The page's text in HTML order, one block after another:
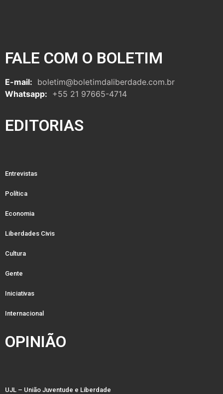
FALE COM O BOLETIM
E-mail: boletim@boletimdaliberdade.com.br
Whatsapp: +55 21 97665-4714
EDITORIAS
Entrevistas
Política
Economia
Liberdades Civis
Cultura
Gente
Iniciativas
Internacional
OPINIÃO
UJL – União Juventude e Liberdade